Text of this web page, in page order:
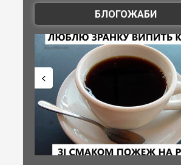
БЛОГОЖАБИ